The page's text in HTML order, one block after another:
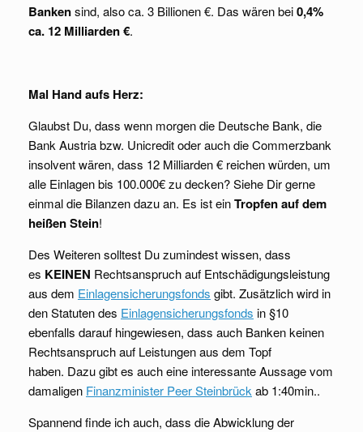
Bankensind, also ca. 3 Billionen €. Das wären bei0,4%
ca. 12 Milliarden €.
Mal Hand aufs Herz:
Glaubst Du, dass wenn morgen die Deutsche Bank, die
Bank Austria bzw. Unicredit oder auch die Commerzbank
insolvent wären, dass 12 Milliarden € reichen würden, um
alle Einlagen bis 100.000€ zu decken? Siehe Dir gerne
einmal die Bilanzen dazu an. Es ist einTropfen auf dem
heißen Stein!
Des Weiteren solltest Du zumindest wissen, dass
es KEINEN Rechtsanspruch auf Entschädigungsleistung
aus dem Einlagensicherungsfonds gibt. Zusätzlich wird in
den Statuten des Einlagensicherungsfonds in §10
ebenfalls darauf hingewiesen, dass auch Banken keinen
Rechtsanspruch auf Leistungen aus dem Topf
haben. Dazu gibt es auch eine interessante Aussage vom
damaligen Finanzminister Peer Steinbrück ab 1:40min..
Spannend finde ich auch, dass die Abwicklung der